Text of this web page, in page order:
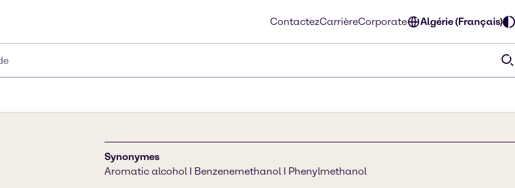
ContactezCarrièreCorporate Algérie (Français)
Synonymes
Aromatic alcohol I Benzenemethanol I Phenylmethanol